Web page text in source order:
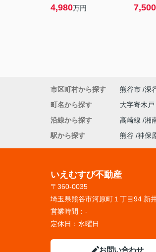
4,980万円 7,500
市区町村から探す 熊谷市 深
町名から探す
大字寄木戸
沿線から探す
高崎線 湘
駅から探す
熊谷 神保
いえむすび不動産
〒360-0035
埼玉県熊谷市河原町１丁目94 新
営業時間： -
定休日： 水曜日
お問い合わせ